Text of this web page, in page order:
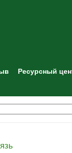
Ресурсный